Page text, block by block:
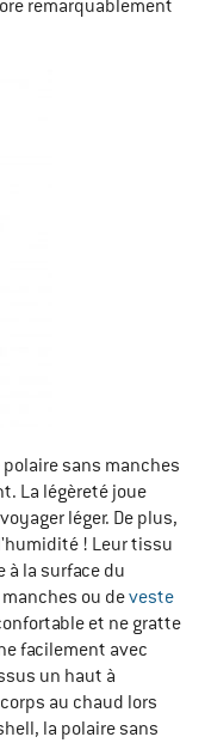
remarquablement
sans manches
La légèreté joue
léger. De plus,
! Leur tissu
la surface du
ou deveste
et ne gratte
facilement avec
un haut à
au chaud lors
la polaire sans